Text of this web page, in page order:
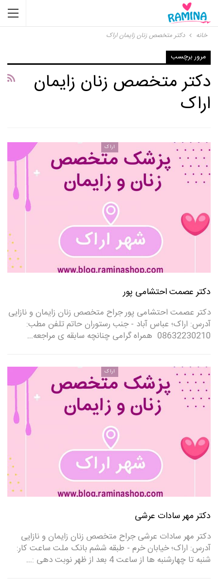
خانه دکتر متخصص زنان زایمان اراک
مرور برچسب
دکتر متخصص زنان زایمان
اراک
اراک
دکتر عصمت احتشامی پور
دکتر عصمت احتشامی پور جراح متخصص زنان زایمان و نازایی
آدرس: اراک؛ عباس آباد - جنب رستوران حاتم تلفن مطب:
08632230210 ‌ همراه گرامی چنانچه سابقه ی مراجعه…
اراک
دکتر مهر سادات عرشی
دکتر مهر سادات عرشی جراح متخصص زنان زایمان و نازایی
آدرس: اراک؛ خیابان خرم - طبقه ششم بانک ملت ساعت کار:
شنبه تا چهارشنبه ها از ساعت 4 بعد از ظهر نوبت دهی :…